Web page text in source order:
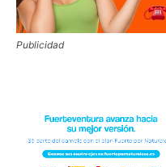
Publicidad